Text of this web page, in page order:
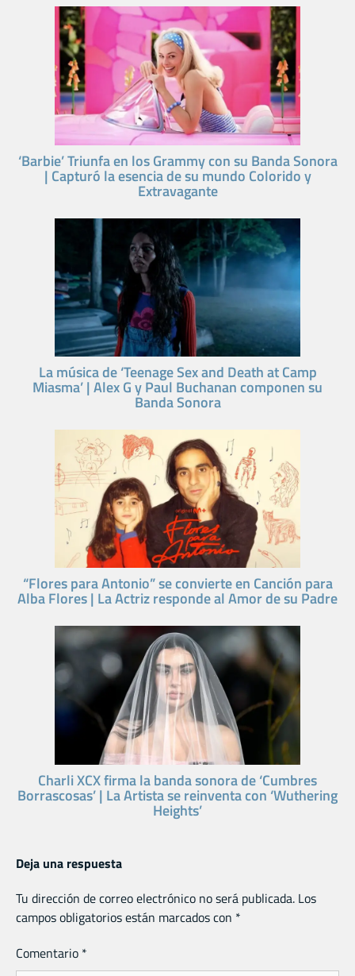
‘Barbie’ Triunfa en los Grammy con su Banda Sonora
| Capturó la esencia de su mundo Colorido y
Extravagante
La música de ‘Teenage Sex and Death at Camp
Miasma’ | Alex G y Paul Buchanan componen su
Banda Sonora
“Flores para Antonio” se convierte en Canción para
Alba Flores | La Actriz responde al Amor de su Padre
Charli XCX firma la banda sonora de ‘Cumbres
Borrascosas’ | La Artista se reinventa con ‘Wuthering
Heights’
Deja una respuesta
Tu dirección de correo electrónico no será publicada. Los
campos obligatorios están marcados con *
Comentario *